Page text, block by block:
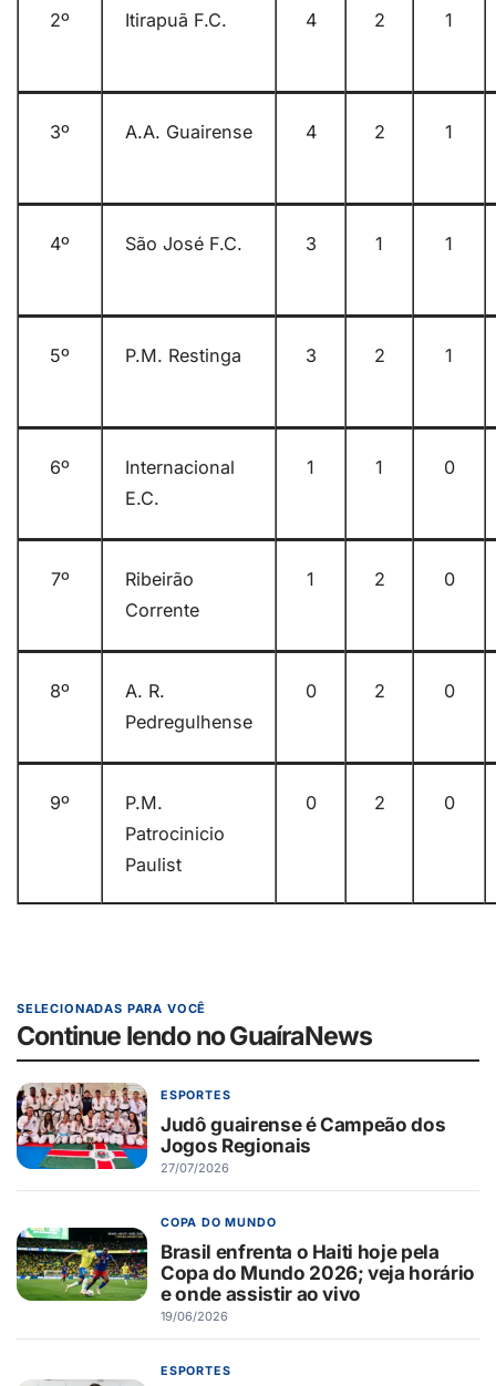
2º Itirapuã F.C. 4 2 1
3º A.A. Guairense 4 2 1
4º São José F.C. 3 1 1
5º P.M. Restinga 3 2 1
6º
Internacional
E.C.
1 1 0
7º
Ribeirão
Corrente
1 2 0
8º
A. R.
Pedregulhense
0 2 0
9º
P.M.
Patrocinicio
Paulist
0 2 0
SELECIONADAS PARA VOCÊ
Continue lendo no GuaíraNews
ESPORTES
Judô guairense é Campeão dos
Jogos Regionais
27/07/2026
COPA DO MUNDO
Brasil enfrenta o Haiti hoje pela
Copa do Mundo 2026; veja horário
e onde assistir ao vivo
19/06/2026
ESPORTES